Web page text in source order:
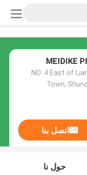
MEIDIKE
NO. 4 East of
Town,
اتصل بنا
حول نا